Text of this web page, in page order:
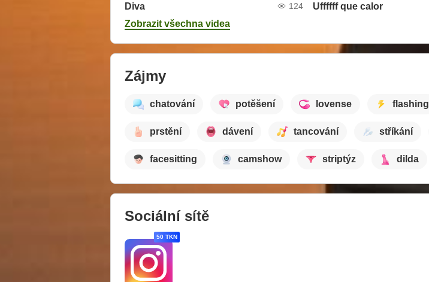
Diva 124 Uffffff que calor
Zobrazit všechna videa
Zájmy
chatování potěšení lovense flashing
prstění dávení tancování stříkání
facesitting camshow striptýz dilda
Sociální sítě
50 TKN